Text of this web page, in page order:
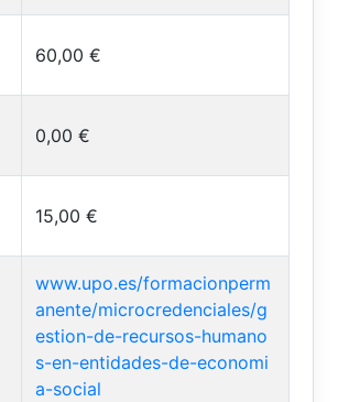
60,00 €
0,00 €
15,00 €
www.upo.es/formacionperm
anente/microcredenciales/g
estion-de-recursos-humano
s-en-entidades-de-economi
a-social